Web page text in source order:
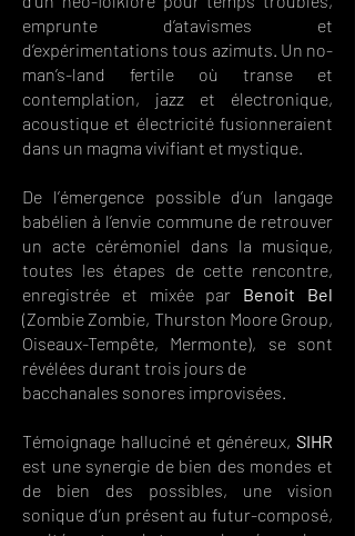
emprunte d’atavismes et
d’expérimentations tous azimuts. Un no-
man’s-land fertile où transe et
contemplation, jazz et électronique,
acoustique et électricité fusionneraient
dans un magma vivifiant et mystique.
De l’émergence possible d’un langage
babélien à l’envie commune de retrouver
un acte cérémoniel dans la musique,
toutes les étapes de cette rencontre,
enregistrée et mixée par Benoit Bel
(Zombie Zombie, Thurston Moore Group,
Oiseaux-Tempête, Mermonte), se sont
révélées durant trois jours de
bacchanales sonores improvisées.
Témoignage halluciné et généreux, SIHR
est une synergie de bien des mondes et
de bien des possibles, une vision
sonique d’un présent au futur-composé,